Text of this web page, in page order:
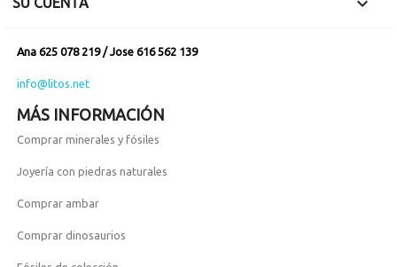
Ana 625 078 219 / Jose 616 562 139
info@litos.net
MÁS INFORMACIÓN
Comprar minerales y fósiles
Joyería con piedras naturales
Comprar ambar
Comprar dinosaurios